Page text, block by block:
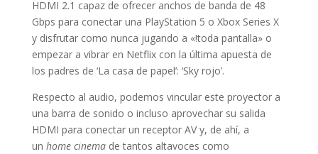
HDMI 2.1 capaz de ofrecer anchos de banda de 48
Gbps para conectar una PlayStation 5 o Xbox Series X
y disfrutar como nunca jugando a «!toda pantalla» o
empezar a vibrar en Netflix con la última apuesta de
los padres de ‘La casa de papel’: ‘Sky rojo’.
Respecto al audio, podemos vincular este proyector a
una barra de sonido o incluso aprovechar su salida
HDMI para conectar un receptor AV y, de ahí, a
un home cinemade tantos altavoces como